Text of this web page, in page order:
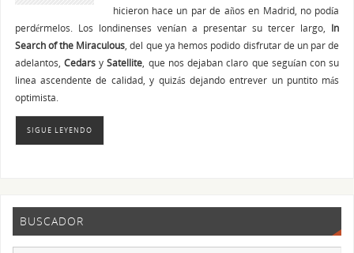
hicieron hace un par de años en Madrid, no podía
perdérmelos. Los londinenses venían a presentar su tercer largo, In
Search of the Miraculous , del que ya hemos podido disfrutar de un par de
adelantos, CedarsySatellite , que nos dejaban claro que seguían con su
linea ascendente de calidad, y quizás dejando entrever un puntito más
optimista.
SIGUE LEYENDO
BUSCADOR